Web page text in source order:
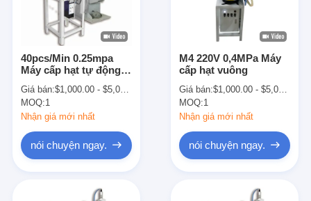
40pcs/Min 0.25mpa
Máy cấp hạt tự động
Giá bán:$1,000.00 - $5,000.00
MOQ:1
Nhận giá mới nhất
nói chuyện ngay.
M4 220V 0,4MPa Máy
cấp hạt vuông
Giá bán:$1,000.00 - $5,000.00
MOQ:1
Nhận giá mới nhất
nói chuyện ngay.